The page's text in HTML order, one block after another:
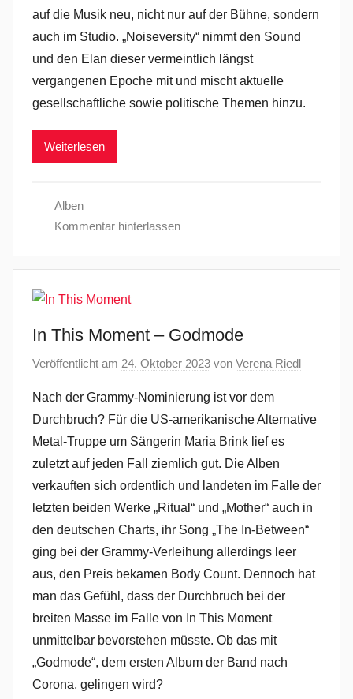
auf die Musik neu, nicht nur auf der Bühne, sondern
auch im Studio. „Noiseversity“ nimmt den Sound
und den Elan dieser vermeintlich längst
vergangenen Epoche mit und mischt aktuelle
gesellschaftliche sowie politische Themen hinzu.
Weiterlesen
Alben
Kommentar hinterlassen
In This Moment – Godmode
Veröffentlicht am 24. Oktober 2023 von Verena Riedl
Nach der Grammy-Nominierung ist vor dem
Durchbruch? Für die US-amerikanische Alternative
Metal-Truppe um Sängerin Maria Brink lief es
zuletzt auf jeden Fall ziemlich gut. Die Alben
verkauften sich ordentlich und landeten im Falle der
letzten beiden Werke „Ritual“ und „Mother“ auch in
den deutschen Charts, ihr Song „The In-Between“
ging bei der Grammy-Verleihung allerdings leer
aus, den Preis bekamen Body Count. Dennoch hat
man das Gefühl, dass der Durchbruch bei der
breiten Masse im Falle von In This Moment
unmittelbar bevorstehen müsste. Ob das mit
„Godmode“, dem ersten Album der Band nach
Corona, gelingen wird?